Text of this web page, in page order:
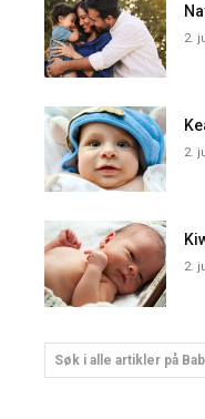
2.
2.
2.
Søk i alle artikler på